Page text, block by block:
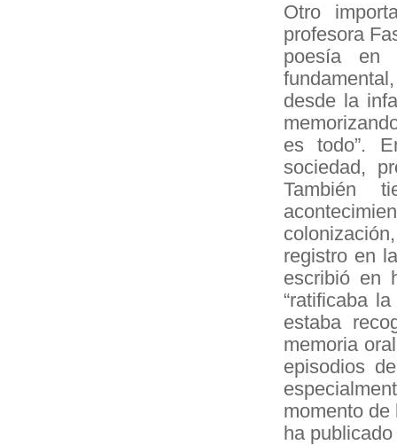
Otro
profesora
poesía en
desde la
es todo”.
sociedad,
También
registro en
escribió en
“ratificaba
estaba
memoria
episodios
momento de
ha